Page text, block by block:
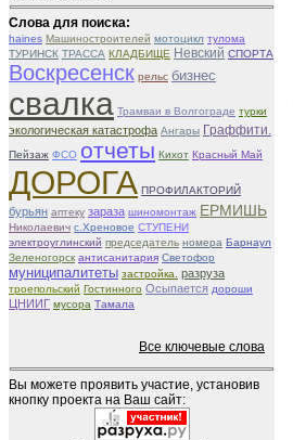
Слова для поиска:
haines Машиностроителей мотоцикл тулома
ТУРИНСК ТРАССА КЛАДБИЩЕ Невский СПОРТА
Воскресенск рельс бизнес
свалка Трамваи в Волгограде турки
экологическая катастрофа Ангары Граффити.
Пейзаж ФСО отчеты Кихот Красный Май
ДОРОГА ПРОФИЛАКТОРИЙ
бурьян аптеку зараза шиномонтаж ЕРМИШЬ
Николаевич с.Хреновое СТУПЕНИ
электроуглинский председатель номера Барнаул
Зеленогорск антисанитария Светофор
муниципалитеты застройка. разруза
троепольский Гостинного Осыпается дороши
ЦНИИГ мусора Тамала
Все ключевые слова
Вы можете проявить участие, установив
кнопку проекта на Ваш сайт: